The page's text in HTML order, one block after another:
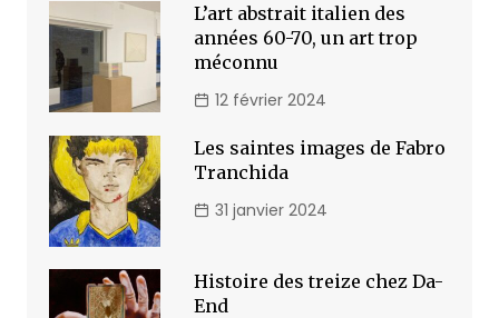
L’art abstrait italien des
années 60-70, un art trop
méconnu
12 février 2024
Les saintes images de Fabro
Tranchida
31 janvier 2024
Histoire des treize chez Da-
End